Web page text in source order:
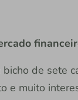
de sete
e muito